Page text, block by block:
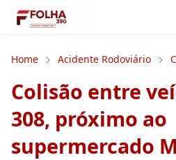
Home Acidente Rodoviário
Colisão entre
308, próximo ao
supermercado